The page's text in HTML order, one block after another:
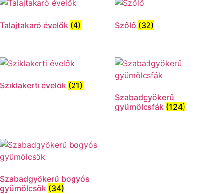
Talajtakaró évelők (4) Szőlő (32)
Sziklakerti évelők (21)
Szabadgyökerű
gyümölcsfák (124)
Szabadgyökerű bogyós
gyümölcsök (34)